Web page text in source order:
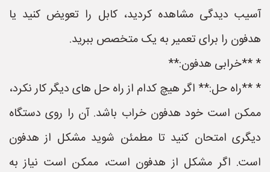
آسیب دیدگی مشاهده کردید، کابل را تعویض کنید یا
هدفون را برای تعمیر به یک متخصص ببرید.
* **خرابی هدفون:**
* **راه حل:** اگر هیچ کدام از راه حل های دیگر کار نکرد،
ممکن است خود هدفون خراب باشد. آن را روی دستگاه
دیگری امتحان کنید تا مطمئن شوید مشکل از هدفون
است. اگر مشکل از هدفون است، ممکن است نیاز به